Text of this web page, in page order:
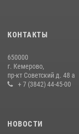
КОНТАКТЫ
650000
г. Кемерово,
пр-кт Советский д. 48 а
+ 7 (3842) 44-45-00
НОВОСТИ